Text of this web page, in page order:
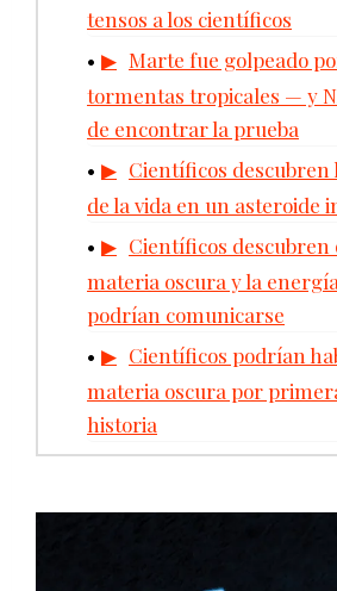
tensos a los científicos
Marte fue golpeado
tormentas tropicales — y
de encontrar la prueba
Científicos descubren
de la vida en un asteroide
Científicos descubren
materia oscura y la
podrían comunicarse
Científicos podrían
materia oscura por
historia